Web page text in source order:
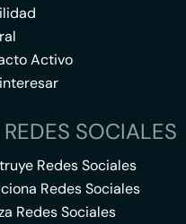
Activo
SOCIALES
Redes Sociales
Redes Sociales
Redes Sociales